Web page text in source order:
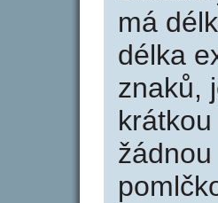
má
délka
znaků,